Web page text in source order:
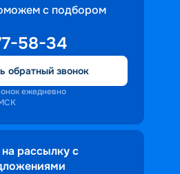
с подбором
58-34
обратный звонок
ежедневно
рассылку с